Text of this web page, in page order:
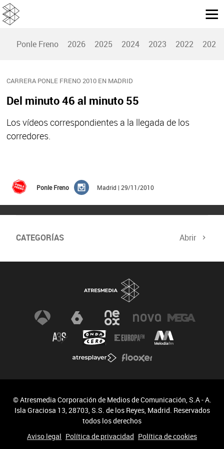
Ponle Freno 2026 2025 2024 2023 2022 2021
CARRERA PONLE FRENO 2010 EN MADRID
Del minuto 46 al minuto 55
Los vídeos correspondientes a la llegada de los
corredores.
Ponle Freno Madrid | 29/11/2010
CATEGORÍAS Abrir
© Atresmedia Corporación de Medios de Comunicación, S.A - A.
Isla Graciosa 13, 28703, S.S. de los Reyes, Madrid. Reservados
todos los derechos
Aviso legal Política de privacidad Política de cookies